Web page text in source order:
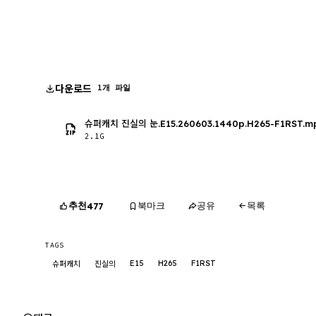
다운로드 1개 파일
슈퍼캐치 진실의 눈.E15.260603.1440p.H265-
2.1G
추천477 북마크 공유 목록
TAGS
슈퍼캐치 진실의 E15 H265 F1RST